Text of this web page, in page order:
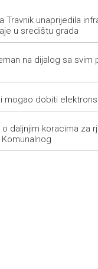
receives first direct EU
maintains an open
in BiH
Britanije ostaje u
ljevica i desnica
SP 2030.
Travnik unaprijedila
u središtu grada
na dijalog sa svim
mogao dobiti
daljnjim koracima za